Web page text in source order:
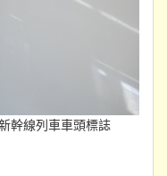
幹線列車車頭標誌